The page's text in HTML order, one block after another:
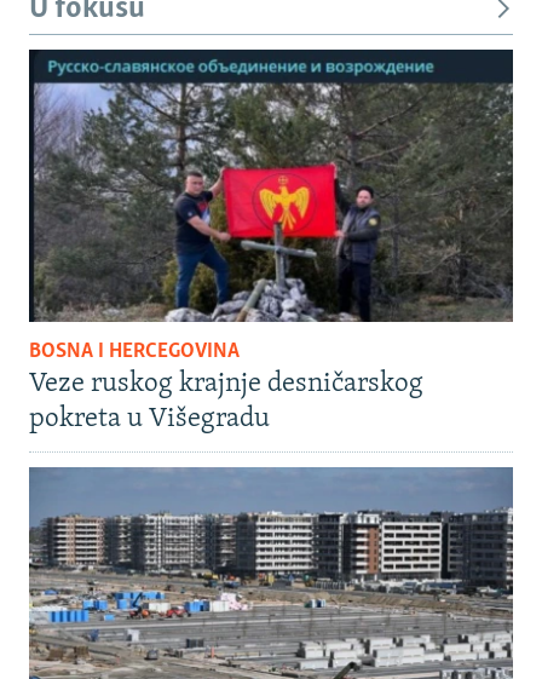
U fokusu
BOSNA I HERCEGOVINA
Veze ruskog krajnje desničarskog
pokreta u Višegradu